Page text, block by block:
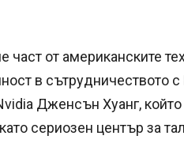
част от американските
в сътрудничеството
Дженсън Хуанг,
сериозен център за